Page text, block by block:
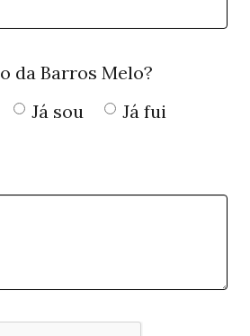
da Barros Melo?
Já sou Já fui